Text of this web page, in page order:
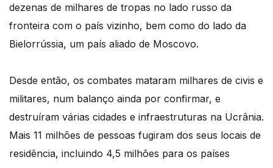
dezenas de milhares de tropas no lado russo da
fronteira com o país vizinho, bem como do lado da
Bielorrússia, um país aliado de Moscovo.
Desde então, os combates mataram milhares de civis e
militares, num balanço ainda por confirmar, e
destruíram várias cidades e infraestruturas na Ucrânia.
Mais 11 milhões de pessoas fugiram dos seus locais de
residência, incluindo 4,5 milhões para os países